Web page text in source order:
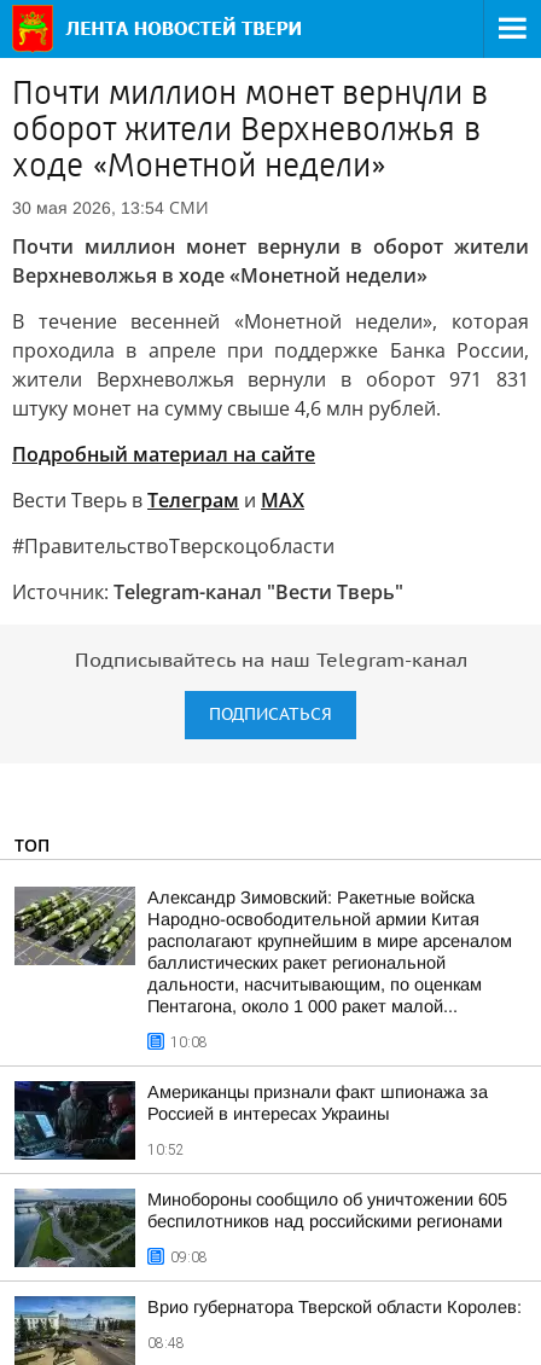
Почти миллион монет вернули в
оборот жители Верхневолжья в
ходе «Монетной недели»
30 мая 2026, 13:54 СМИ
Почти миллион монет вернули в оборот жители
Верхневолжья в ходе «Монетной недели»
В течение весенней «Монетной недели», которая
проходила в апреле при поддержке Банка России,
жители Верхневолжья вернули в оборот 971 831
штуку монет на сумму свыше 4,6 млн рублей.
Подробный материал на сайте
Вести Тверь вТелеграм и МАХ
#ПравительствоТверскоцобласти
Источник: Telegram-канал "Вести Тверь"
Подписывайтесь на наш Telegram-канал
ПОДПИСАТЬСЯ
ТОП
Александр Зимовский: Ракетные войска
Народно-освободительной армии Китая
располагают крупнейшим в мире арсеналом
баллистических ракет региональной
дальности, насчитывающим, по оценкам
Пентагона, около 1 000 ракет малой...
10:08
Американцы признали факт шпионажа за
Россией в интересах Украины
10:52
Минобороны сообщило об уничтожении 605
беспилотников над российскими регионами
09:08
Врио губернатора Тверской области Королев:
08:48